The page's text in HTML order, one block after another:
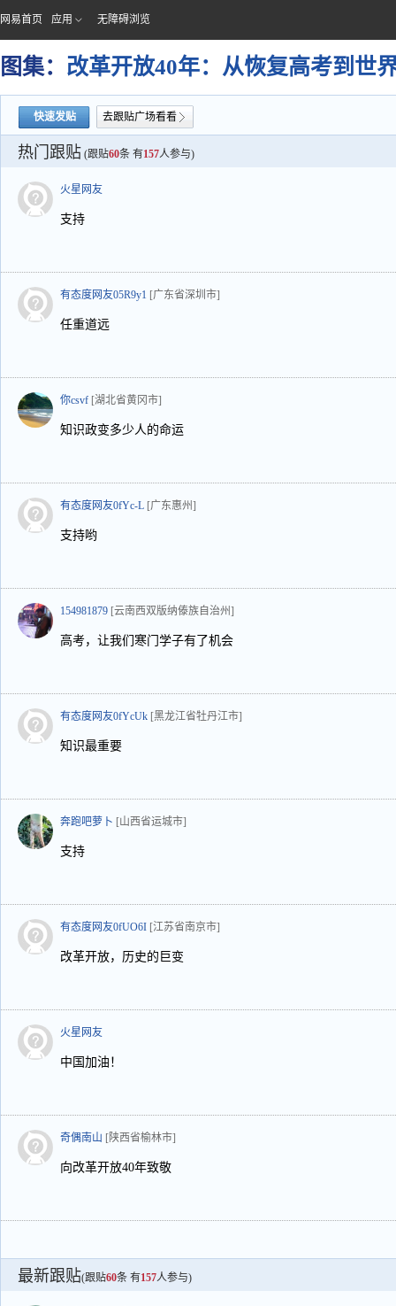
网易首页 应用 无障碍浏览
图集： 改革开放40年：从恢复高考到世
快速发贴 去跟贴广场看看
热门跟贴 (跟贴60条 有157人参与)
火星网友
支持
有态度网友05R9y1 [广东省深圳市]
任重道远
你csvf [湖北省黄冈市]
知识政变多少人的命运
有态度网友0fYc-L [广东惠州]
支持哟
154981879 [云南西双版纳傣族自治州]
高考，让我们寒门学子有了机会
有态度网友0fYcUk [黑龙江省牡丹江市]
知识最重要
奔跑吧萝卜 [山西省运城市]
支持
有态度网友0fUO6I [江苏省南京市]
改革开放，历史的巨变
火星网友
中国加油！
奇偶南山 [陕西省榆林市]
向改革开放40年致敬
最新跟贴(跟贴60条 有157人参与)